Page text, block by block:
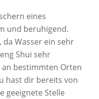
eines
und beruhigend.
Wasser ein sehr
Shui sehr
bestimmten Orten
hast dir bereits von
geeignete Stelle